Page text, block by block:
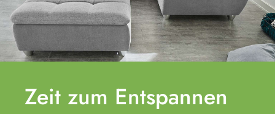
Zeit zum Entspannen